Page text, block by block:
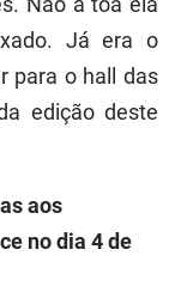
Já era o
para o hall das
edição deste
aos
no dia 4 de